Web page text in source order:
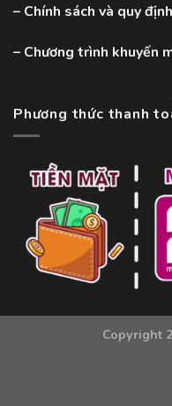
– Chính sách và quy
– Chương trình khuyến
Phương thức thanh
Copyright